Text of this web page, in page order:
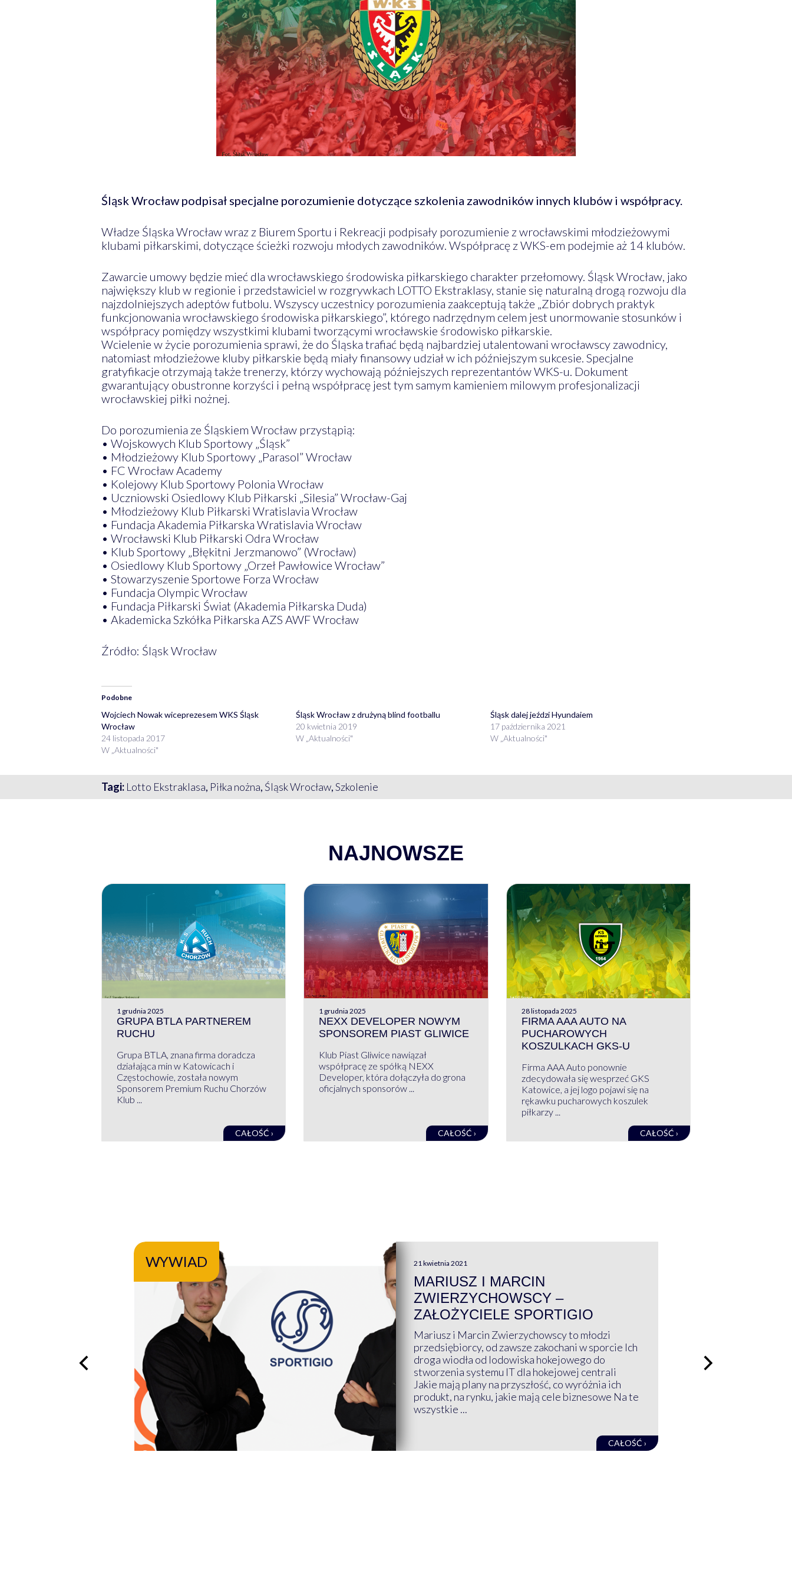
Śląsk Wrocław podpisał specjalne porozumienie dotyczące szkolenia zawodników innych klubów i współpracy.
Władze Śląska Wrocław wraz z Biurem Sportu i Rekreacji podpisały porozumienie z wrocławskimi młodzieżowymi
klubami piłkarskimi, dotyczące ścieżki rozwoju młodych zawodników. Współpracę z WKS-em podejmie aż 14 klubów.
Zawarcie umowy będzie mieć dla wrocławskiego środowiska piłkarskiego charakter przełomowy. Śląsk Wrocław, jako
największy klub w regionie i przedstawiciel w rozgrywkach LOTTO Ekstraklasy, stanie się naturalną drogą rozwoju dla
najzdolniejszych adeptów futbolu. Wszyscy uczestnicy porozumienia zaakceptują także „Zbiór dobrych praktyk
funkcjonowania wrocławskiego środowiska piłkarskiego”, którego nadrzędnym celem jest unormowanie stosunków i
współpracy pomiędzy wszystkimi klubami tworzącymi wrocławskie środowisko piłkarskie.
Wcielenie w życie porozumienia sprawi, że do Śląska trafiać będą najbardziej utalentowani wrocławscy zawodnicy,
natomiast młodzieżowe kluby piłkarskie będą miały finansowy udział w ich późniejszym sukcesie. Specjalne
gratyfikacje otrzymają także trenerzy, którzy wychowają późniejszych reprezentantów WKS-u. Dokument
gwarantujący obustronne korzyści i pełną współpracę jest tym samym kamieniem milowym profesjonalizacji
wrocławskiej piłki nożnej.
Do porozumienia ze Śląskiem Wrocław przystąpią:
• Wojskowych Klub Sportowy „Śląsk”
• Młodzieżowy Klub Sportowy „Parasol” Wrocław
• FC Wrocław Academy
• Kolejowy Klub Sportowy Polonia Wrocław
• Uczniowski Osiedlowy Klub Piłkarski „Silesia” Wrocław-Gaj
• Młodzieżowy Klub Piłkarski Wratislavia Wrocław
• Fundacja Akademia Piłkarska Wratislavia Wrocław
• Wrocławski Klub Piłkarski Odra Wrocław
• Klub Sportowy „Błękitni Jerzmanowo” (Wrocław)
• Osiedlowy Klub Sportowy „Orzeł Pawłowice Wrocław”
• Stowarzyszenie Sportowe Forza Wrocław
• Fundacja Olympic Wrocław
• Fundacja Piłkarski Świat (Akademia Piłkarska Duda)
• Akademicka Szkółka Piłkarska AZS AWF Wrocław
Źródło: Śląsk Wrocław
Podobne
Wojciech Nowak wiceprezesem WKS Śląsk
Wrocław
24 listopada 2017
W „Aktualności"
Śląsk Wrocław z drużyną blind footballu
20 kwietnia 2019
W „Aktualności"
Śląsk dalej jeździ Hyundaiem
17 października 2021
W „Aktualności"
Tagi: Lotto Ekstraklasa, Piłka nożna, Śląsk Wrocław,Szkolenie
NAJNOWSZE
1 grudnia 2025
GRUPA BTLA PARTNEREM
RUCHU
Grupa BTLA, znana firma doradcza
działająca min w Katowicach i
Częstochowie, została nowym
Sponsorem Premium Ruchu Chorzów
Klub ...
CAŁOŚĆ ›
1 grudnia 2025
NEXX DEVELOPER NOWYM
SPONSOREM PIAST GLIWICE
Klub Piast Gliwice nawiązał
współpracę ze spółką NEXX
Developer, która dołączyła do grona
oficjalnych sponsorów ...
CAŁOŚĆ ›
28 listopada 2025
FIRMA AAA AUTO NA
PUCHAROWYCH
KOSZULKACH GKS-U
Firma AAA Auto ponownie
zdecydowała się wesprzeć GKS
Katowice, a jej logo pojawi się na
rękawku pucharowych koszulek
piłkarzy ...
CAŁOŚĆ ›
WYWIAD 21 kwietnia 2021
MARIUSZ I MARCIN
ZWIERZYCHOWSCY –
ZAŁOŻYCIELE SPORTIGIO
Mariusz i Marcin Zwierzychowscy to młodzi
przedsiębiorcy, od zawsze zakochani w sporcie Ich
droga wiodła od lodowiska hokejowego do
stworzenia systemu IT dla hokejowej centrali
Jakie mają plany na przyszłość, co wyróżnia ich
produkt, na rynku, jakie mają cele biznesowe Na te
wszystkie ...
CAŁOŚĆ ›